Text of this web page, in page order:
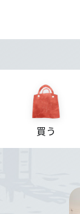
買う